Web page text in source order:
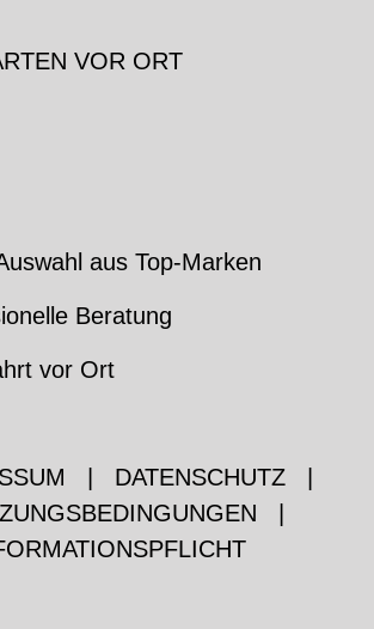
VOR ORT
aus Top-Marken
Beratung
vor Ort
DATENSCHUTZ